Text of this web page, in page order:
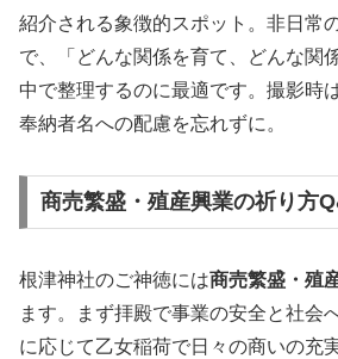
紹介される象徴的スポット。非日常
で、「どんな関係を育て、どんな関
中で整理するのに最適です。撮影時
奉納者名への配慮を忘れずに。
商売繁盛・殖産興業の祈り方
根津神社のご神徳には商売繁盛・殖
ます。まず拝殿で事業の安全と社会
に応じて乙女稲荷で日々の商いの充